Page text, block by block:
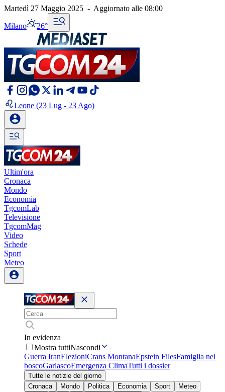
Martedì 27 Maggio 2025 - Aggiornato alle 08:00
Milano 26°
Leone (23 Lug - 23 Ago)
Ultim'ora
Cronaca
Mondo
Economia
TgcomLab
Televisione
TgcomMag
Video
Schede
Sport
Meteo
In evidenza
Mostra tuttiNascondi
Guerra IranElezioniCrans MontanaEpstein FilesFamiglia nel
boscoGarlascoEmergenza ClimaTutti i dossier
Tutte le notizie del giorno
Cronaca
Mondo Politica Economia Sport
Meteo